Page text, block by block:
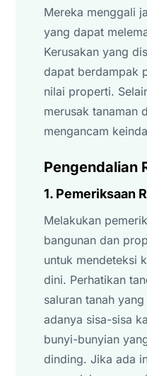
Mereka menggali
yang dapat
Kerusakan yang
dapat berdampak
nilai properti.
merusak tanaman
mengancam
Pengendalian
1. Pemeriksaan
Melakukan
bangunan dan
untuk mendeteksi
dini. Perhatikan
saluran tanah
adanya sisa-sisa
bunyi-bunyian
dinding. Jika ada